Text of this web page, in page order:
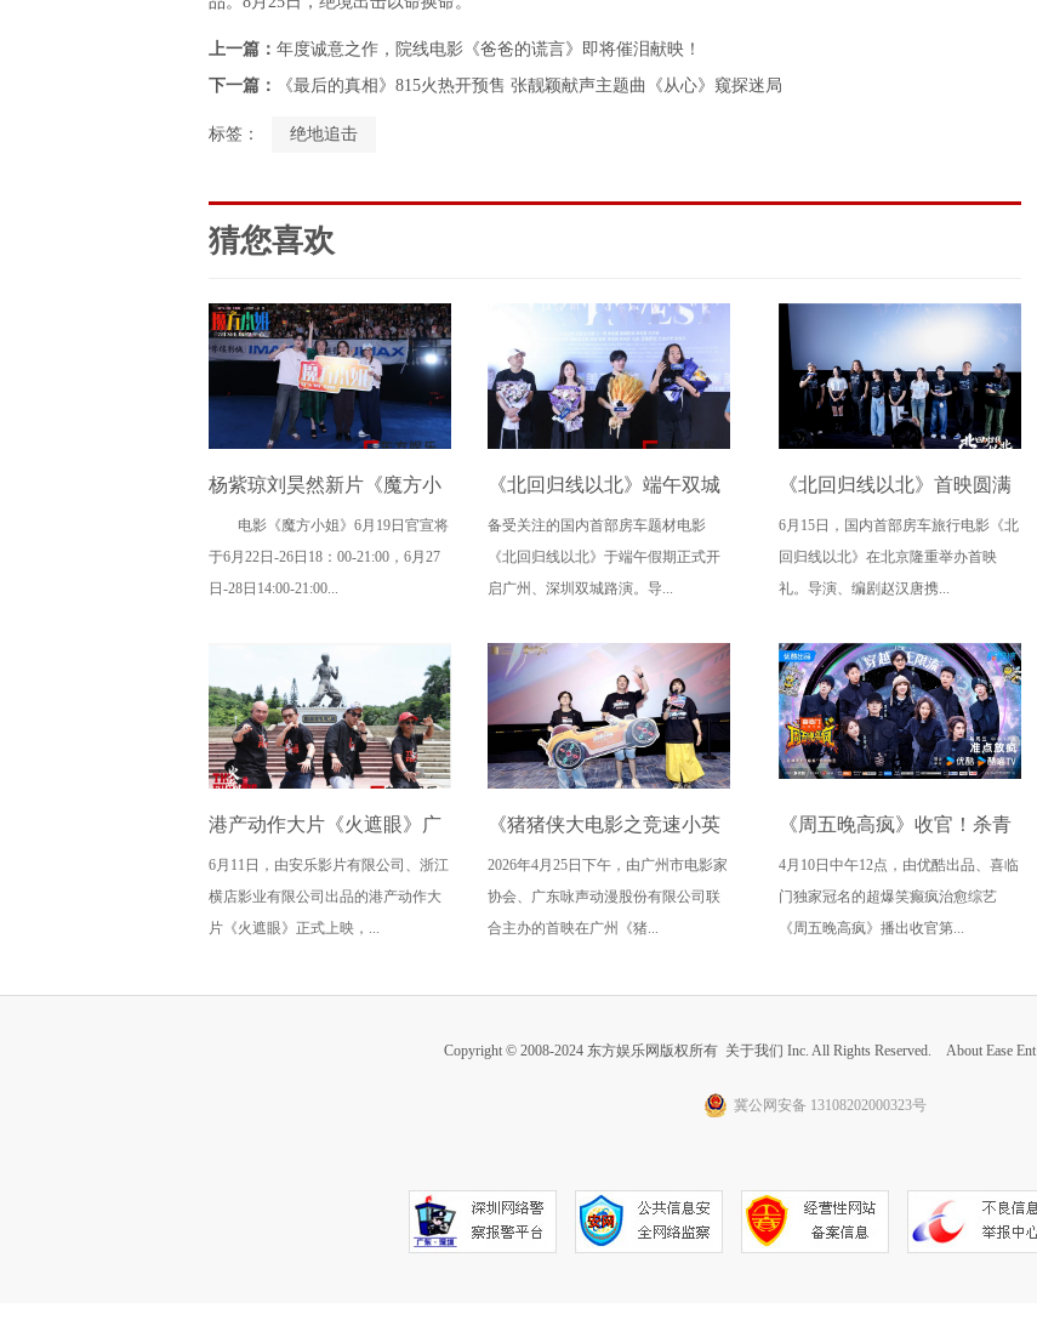
上一篇： 年度诚意之作，院线电影《爸爸的谎言》即将催泪献映！
下一篇：
《最后的真相》815火热开预售 张靓颖献声主题曲《从心》窥探迷局
标签： 绝地追击
猜您喜欢
杨紫琼刘昊然新片《魔方小
姐》二轮点映高燃开启 打破
年龄偏见重塑无限可能
电影《魔方小姐》6月19日官宣将
于6月22日-26日18：00-21:00，6月27
日-28日14:00-21:00...
《北回归线以北》端午双城
路演，定档6月26日奔赴山海
备受关注的国内首部房车题材电影
《北回归线以北》于端午假期正式开
启广州、深圳双城路演。导...
《北回归线以北》首映圆满
落幕 房车旅途解锁人生百态
6月15日，国内首部房车旅行电影《北
回归线以北》在北京隆重举办首映
礼。导演、编剧赵汉唐携...
港产动作大片《火遮眼》广
州路演全场口碑爆棚
6月11日，由安乐影片有限公司、浙江
横店影业有限公司出品的港产动作大
片《火遮眼》正式上映，...
《猪猪侠大电影之竞速小英
雄》广州首映获赞“又燃又
暖” 引爆五一期待
2026年4月25日下午，由广州市电影家
协会、广东咏声动漫股份有限公司联
合主办的首映在广州《猪...
《周五晚高疯》收官！杀青
进入无限流循环
4月10日中午12点，由优酷出品、喜临
门独家冠名的超爆笑癫疯治愈综艺
《周五晚高疯》播出收官第...
Copyright © 2008-2024 东方娱乐网版权所有 关于我们 Inc. All Rights Reserved. About Ease Ent
冀公网安备 13108202000323号